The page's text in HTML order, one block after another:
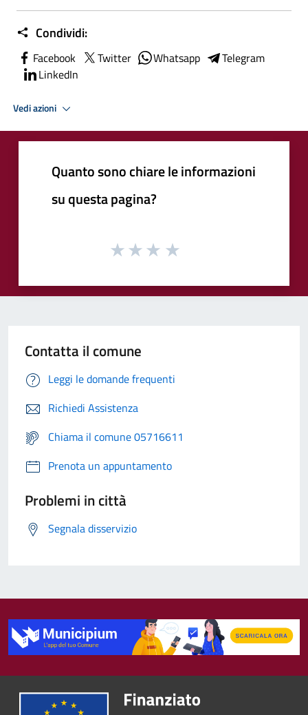
Condividi:
Facebook Twitter Whatsapp
Telegram
LinkedIn
Vedi azioni
Quanto sono chiare le informazioni
su questa pagina?
Contatta il comune
Leggi le domande frequenti
Richiedi Assistenza
Chiama il comune 05716611
Prenota un appuntamento
Problemi in città
Segnala disservizio